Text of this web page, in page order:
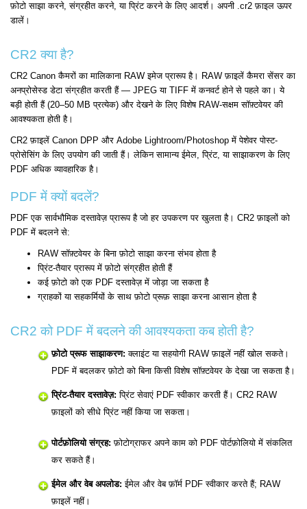
फ़ोटो साझा करने, संग्रहीत करने, या प्रिंट करने के लिए आदर्श। अपनी .cr2 फ़ाइल ऊपर
डालें।
CR2 क्या है?
CR2 Canon कैमरों का मालिकाना RAW इमेज प्रारूप है। RAW फ़ाइलें कैमरा सेंसर का
अनप्रोसेस्ड डेटा संग्रहीत करती हैं — JPEG या TIFF में कनवर्ट होने से पहले का। ये
बड़ी होती हैं (20–50 MB प्रत्येक) और देखने के लिए विशेष RAW-सक्षम सॉफ़्टवेयर की
आवश्यकता होती है।
CR2 फ़ाइलें Canon DPP और Adobe Lightroom/Photoshop में पेशेवर पोस्ट-
प्रोसेसिंग के लिए उपयोग की जाती हैं। लेकिन सामान्य ईमेल, प्रिंट, या साझाकरण के लिए
PDF अधिक व्यावहारिक है।
PDF में क्यों बदलें?
PDF एक सार्वभौमिक दस्तावेज़ प्रारूप है जो हर उपकरण पर खुलता है। CR2 फ़ाइलों को
PDF में बदलने से:
RAW सॉफ़्टवेयर के बिना फ़ोटो साझा करना संभव होता है
प्रिंट-तैयार प्रारूप में फ़ोटो संग्रहीत होती हैं
कई फ़ोटो को एक PDF दस्तावेज़ में जोड़ा जा सकता है
ग्राहकों या सहकर्मियों के साथ फ़ोटो प्रूफ़ साझा करना आसान होता है
CR2 को PDF में बदलने की आवश्यकता कब होती है?
फ़ोटो प्रूफ साझाकरण: क्लाइंट या सहयोगी RAW फ़ाइलें नहीं खोल सकते।
PDF में बदलकर फ़ोटो को बिना किसी विशेष सॉफ़्टवेयर के देखा जा सकता है।
प्रिंट-तैयार दस्तावेज़: प्रिंट सेवाएं PDF स्वीकार करती हैं। CR2 RAW
फ़ाइलों को सीधे प्रिंट नहीं किया जा सकता।
पोर्टफ़ोलियो संग्रह: फ़ोटोग्राफर अपने काम को PDF पोर्टफ़ोलियो में संकलित
कर सकते हैं।
ईमेल और वेब अपलोड: ईमेल और वेब फ़ॉर्म PDF स्वीकार करते हैं; RAW
फ़ाइलें नहीं।